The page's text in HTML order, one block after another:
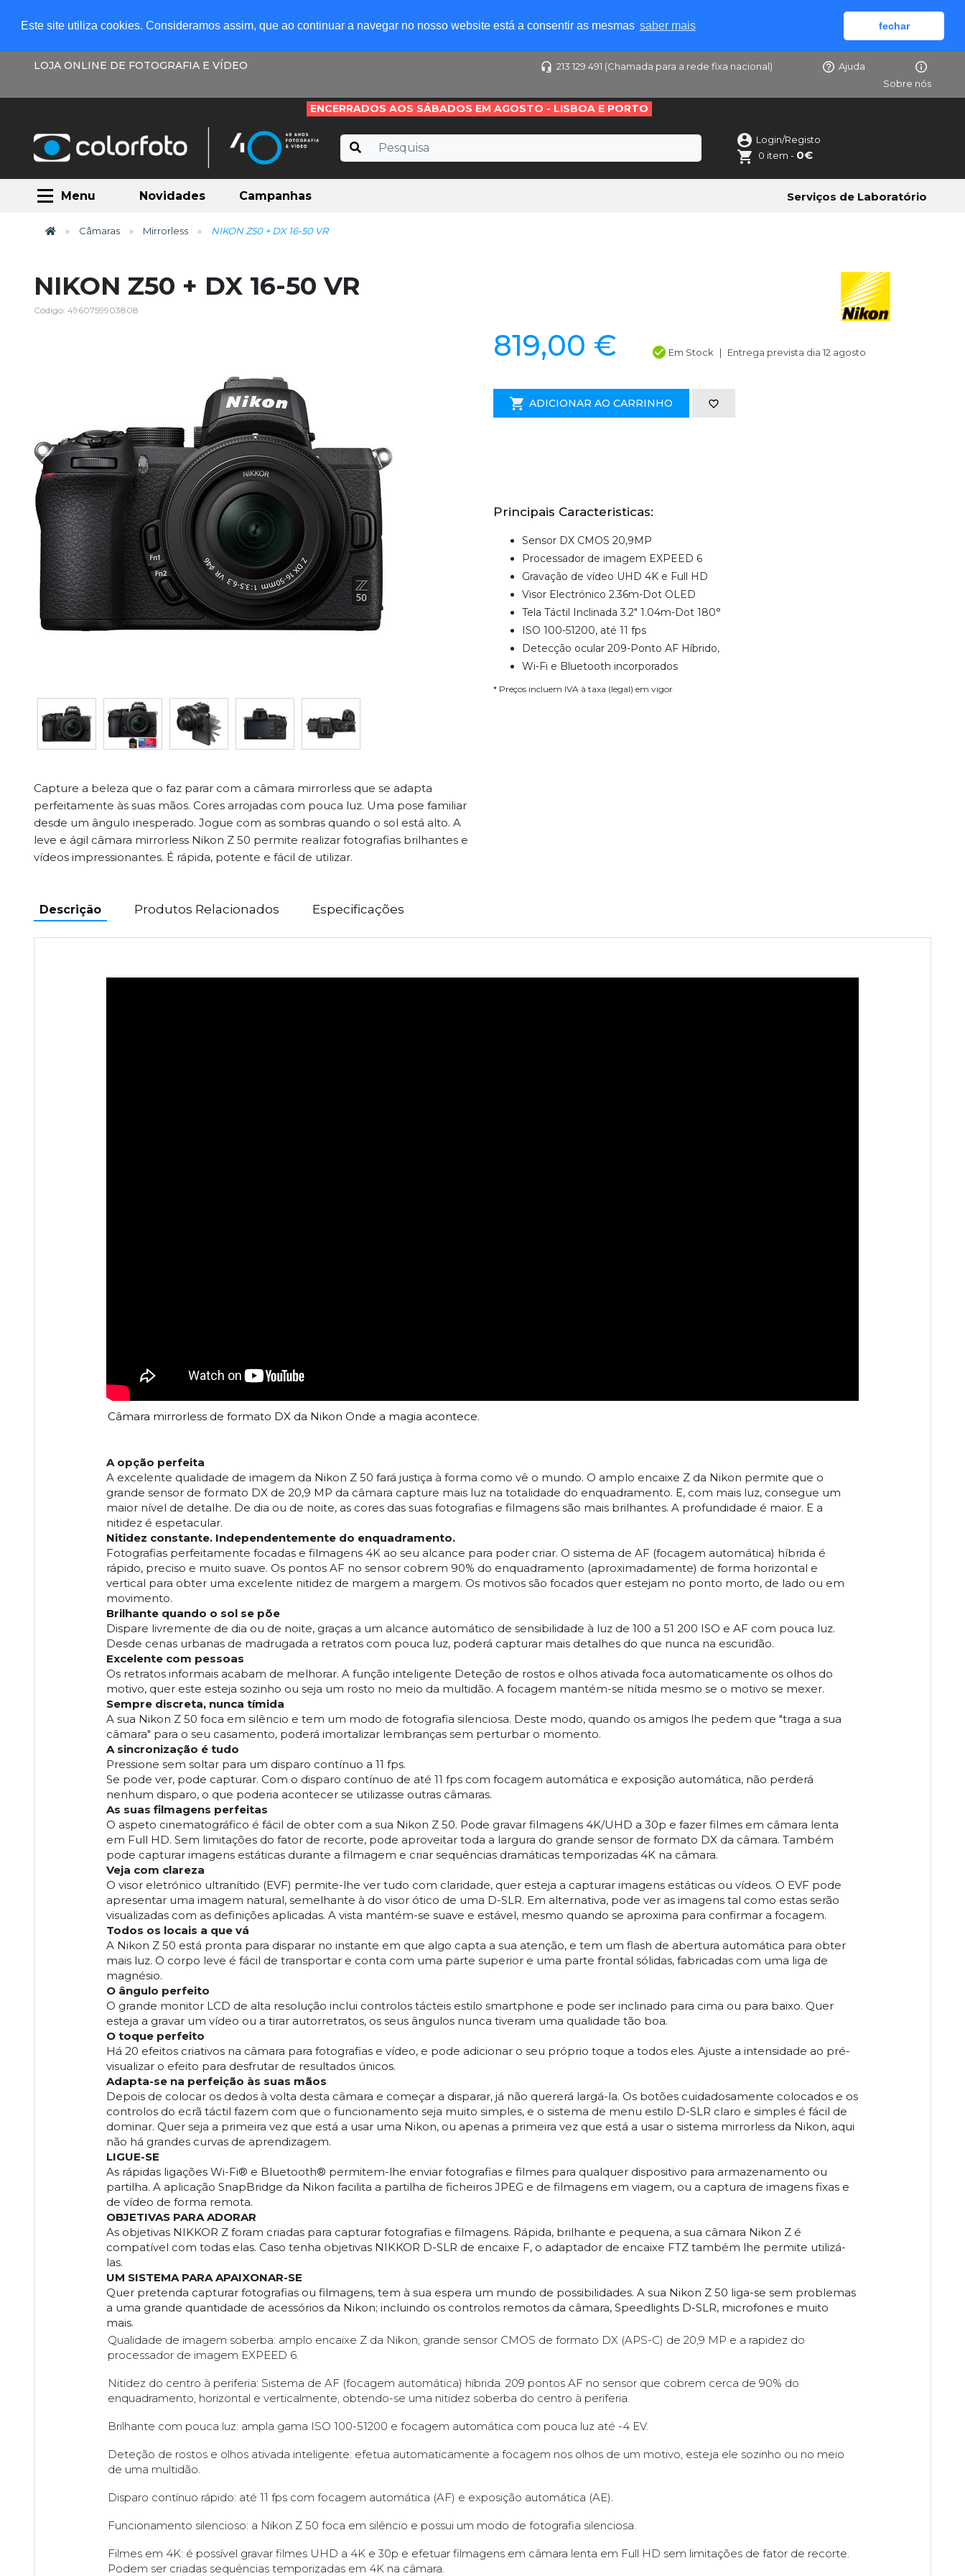
Este site utiliza cookies. Consideramos assim, que ao continuar a navegar no nosso website está a consentir as mesmas saber mais fechar
LOJA ONLINE DE FOTOGRAFIA E VÍDEO 213 129 491 (Chamada para a rede fixa nacional)
Ajuda
Sobre nós
ENCERRADOS AOS SÁBADOS EM AGOSTO - LISBOA E PORTO
Login/Registo
0 item - 0€
Menu Novidades Campanhas Serviços de Laboratório
Câmaras Mirrorless NIKON Z50 + DX 16-50 VR
NIKON Z50 + DX 16-50 VR
Código: 4960759903808
Capture a beleza que o faz parar com a câmara mirrorless que se adapta
perfeitamente às suas mãos. Cores arrojadas com pouca luz. Uma pose familiar
desde um ângulo inesperado. Jogue com as sombras quando o sol está alto. A
leve e ágil câmara mirrorless Nikon Z 50 permite realizar fotografias brilhantes e
vídeos impressionantes. É rápida, potente e fácil de utilizar.
819,00 € Em Stock Entrega prevista dia 12 agosto
ADICIONAR AO CARRINHO
Principais Caracteristicas:
Sensor DX CMOS 20,9MP
Processador de imagem EXPEED 6
Gravação de vídeo UHD 4K e Full HD
Visor Electrónico 2.36m-Dot OLED
Tela Táctil Inclinada 3.2" 1.04m-Dot 180°
ISO 100-51200, até 11 fps
Detecção ocular 209-Ponto AF Híbrido,
Wi-Fi e Bluetooth incorporados
* Preços incluem IVA à taxa (legal) em vigor
Descrição Produtos Relacionados Especificações
Câmara mirrorless de formato DX da Nikon Onde a magia acontece.
A opção perfeita
A excelente qualidade de imagem da Nikon Z 50 fará justiça à forma como vê o mundo. O amplo encaixe Z da Nikon permite que o
grande sensor de formato DX de 20,9 MP da câmara capture mais luz na totalidade do enquadramento. E, com mais luz, consegue um
maior nível de detalhe. De dia ou de noite, as cores das suas fotografias e filmagens são mais brilhantes. A profundidade é maior. E a
nitidez é espetacular.
Nitidez constante. Independentemente do enquadramento.
Fotografias perfeitamente focadas e filmagens 4K ao seu alcance para poder criar. O sistema de AF (focagem automática) híbrida é
rápido, preciso e muito suave. Os pontos AF no sensor cobrem 90% do enquadramento (aproximadamente) de forma horizontal e
vertical para obter uma excelente nitidez de margem a margem. Os motivos são focados quer estejam no ponto morto, de lado ou em
movimento.
Brilhante quando o sol se põe
Dispare livremente de dia ou de noite, graças a um alcance automático de sensibilidade à luz de 100 a 51 200 ISO e AF com pouca luz.
Desde cenas urbanas de madrugada a retratos com pouca luz, poderá capturar mais detalhes do que nunca na escuridão.
Excelente com pessoas
Os retratos informais acabam de melhorar. A função inteligente Deteção de rostos e olhos ativada foca automaticamente os olhos do
motivo, quer este esteja sozinho ou seja um rosto no meio da multidão. A focagem mantém-se nítida mesmo se o motivo se mexer.
Sempre discreta, nunca tímida
A sua Nikon Z 50 foca em silêncio e tem um modo de fotografia silenciosa. Deste modo, quando os amigos lhe pedem que "traga a sua
câmara" para o seu casamento, poderá imortalizar lembranças sem perturbar o momento.
A sincronização é tudo
Pressione sem soltar para um disparo contínuo a 11 fps.
Se pode ver, pode capturar. Com o disparo contínuo de até 11 fps com focagem automática e exposição automática, não perderá
nenhum disparo, o que poderia acontecer se utilizasse outras câmaras.
As suas filmagens perfeitas
O aspeto cinematográfico é fácil de obter com a sua Nikon Z 50. Pode gravar filmagens 4K/UHD a 30p e fazer filmes em câmara lenta
em Full HD. Sem limitações do fator de recorte, pode aproveitar toda a largura do grande sensor de formato DX da câmara. Também
pode capturar imagens estáticas durante a filmagem e criar sequências dramáticas temporizadas 4K na câmara.
Veja com clareza
O visor eletrónico ultranítido (EVF) permite-lhe ver tudo com claridade, quer esteja a capturar imagens estáticas ou vídeos. O EVF pode
apresentar uma imagem natural, semelhante à do visor ótico de uma D-SLR. Em alternativa, pode ver as imagens tal como estas serão
visualizadas com as definições aplicadas. A vista mantém-se suave e estável, mesmo quando se aproxima para confirmar a focagem.
Todos os locais a que vá
A Nikon Z 50 está pronta para disparar no instante em que algo capta a sua atenção, e tem um flash de abertura automática para obter
mais luz. O corpo leve é fácil de transportar e conta com uma parte superior e uma parte frontal sólidas, fabricadas com uma liga de
magnésio.
O ângulo perfeito
O grande monitor LCD de alta resolução inclui controlos tácteis estilo smartphone e pode ser inclinado para cima ou para baixo. Quer
esteja a gravar um vídeo ou a tirar autorretratos, os seus ângulos nunca tiveram uma qualidade tão boa.
O toque perfeito
Há 20 efeitos criativos na câmara para fotografias e vídeo, e pode adicionar o seu próprio toque a todos eles. Ajuste a intensidade ao pré-
visualizar o efeito para desfrutar de resultados únicos.
Adapta-se na perfeição às suas mãos
Depois de colocar os dedos à volta desta câmara e começar a disparar, já não quererá largá-la. Os botões cuidadosamente colocados e os
controlos do ecrã táctil fazem com que o funcionamento seja muito simples, e o sistema de menu estilo D-SLR claro e simples é fácil de
dominar. Quer seja a primeira vez que está a usar uma Nikon, ou apenas a primeira vez que está a usar o sistema mirrorless da Nikon, aqui
não há grandes curvas de aprendizagem.
LIGUE-SE
As rápidas ligações Wi-Fi® e Bluetooth® permitem-lhe enviar fotografias e filmes para qualquer dispositivo para armazenamento ou
partilha. A aplicação SnapBridge da Nikon facilita a partilha de ficheiros JPEG e de filmagens em viagem, ou a captura de imagens fixas e
de vídeo de forma remota.
OBJETIVAS PARA ADORAR
As objetivas NIKKOR Z foram criadas para capturar fotografias e filmagens. Rápida, brilhante e pequena, a sua câmara Nikon Z é
compatível com todas elas. Caso tenha objetivas NIKKOR D-SLR de encaixe F, o adaptador de encaixe FTZ também lhe permite utilizá-
las.
UM SISTEMA PARA APAIXONAR-SE
Quer pretenda capturar fotografias ou filmagens, tem à sua espera um mundo de possibilidades. A sua Nikon Z 50 liga-se sem problemas
a uma grande quantidade de acessórios da Nikon; incluindo os controlos remotos da câmara, Speedlights D-SLR, microfones e muito
mais.
Qualidade de imagem soberba: amplo encaixe Z da Nikon, grande sensor CMOS de formato DX (APS-C) de 20,9 MP e a rapidez do
processador de imagem EXPEED 6.
Nitidez do centro à periferia: Sistema de AF (focagem automática) híbrida. 209 pontos AF no sensor que cobrem cerca de 90% do
enquadramento, horizontal e verticalmente, obtendo-se uma nitidez soberba do centro à periferia.
Brilhante com pouca luz: ampla gama ISO 100-51200 e focagem automática com pouca luz até -4 EV.
Deteção de rostos e olhos ativada inteligente: efetua automaticamente a focagem nos olhos de um motivo, esteja ele sozinho ou no meio
de uma multidão.
Disparo contínuo rápido: até 11 fps com focagem automática (AF) e exposição automática (AE).
Funcionamento silencioso: a Nikon Z 50 foca em silêncio e possui um modo de fotografia silenciosa.
Filmes em 4K: é possível gravar filmes UHD a 4K e 30p e efetuar filmagens em câmara lenta em Full HD sem limitações de fator de recorte.
Podem ser criadas sequências temporizadas em 4K na câmara.